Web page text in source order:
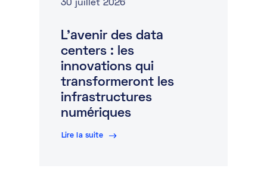
À propos
Marketplace
Ressources
Partenaires
Événements
30 juillet 2026
L’avenir des data
centers : les
innovations qui
transformeront les
infrastructures
numériques
Lire la suite